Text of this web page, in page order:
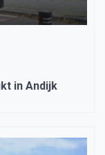
in Andijk